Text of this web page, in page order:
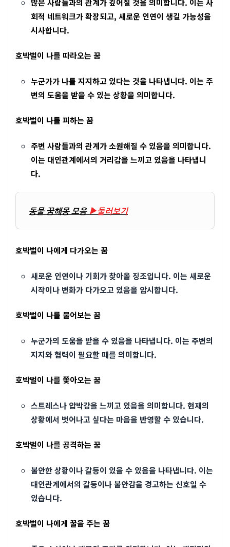
회적 네트워크가 확장되고, 새로운 인연이 생길 가능성을
시사합니다.
호박벌이 나를 따라오는 꿈
누군가가 나를 지지하고 있다는 것을 나타냅니다. 이는 주
변의 도움을 받을 수 있는 상황을 의미합니다.
호박벌이 나를 피하는 꿈
주변 사람들과의 관계가 소원해질 수 있음을 의미합니다.
이는 대인관계에서의 거리감을 느끼고 있음을 나타냅니
다.
동물 꿈해몽 모음 ▶둘러보기
호박벌이 나에게 다가오는 꿈
새로운 인연이나 기회가 찾아올 징조입니다. 이는 새로운
시작이나 변화가 다가오고 있음을 암시합니다.
호박벌이 나를 물어보는 꿈
누군가의 도움을 받을 수 있음을 나타냅니다. 이는 주변의
지지와 협력이 필요할 때를 의미합니다.
호박벌이 나를 쫓아오는 꿈
스트레스나 압박감을 느끼고 있음을 의미합니다. 현재의
상황에서 벗어나고 싶다는 마음을 반영할 수 있습니다.
호박벌이 나를 공격하는 꿈
불안한 상황이나 갈등이 있을 수 있음을 나타냅니다. 이는
대인관계에서의 갈등이나 불안감을 경고하는 신호일 수
있습니다.
호박벌이 나에게 꿀을 주는 꿈